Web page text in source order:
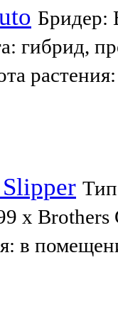
Бридер:
гибрид,
x
в